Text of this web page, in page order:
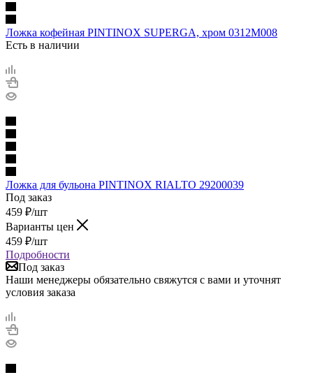
Ложка кофейная PINTINOX SUPERGA, хром 0312M008
Есть в наличии
Ложка для бульона PINTINOX RIALTO 29200039
Под заказ
459 ₽/шт
Варианты цен
459 ₽/шт
Подробности
Под заказ
Наши менеджеры обязательно свяжутся с вами и уточнят
условия заказа